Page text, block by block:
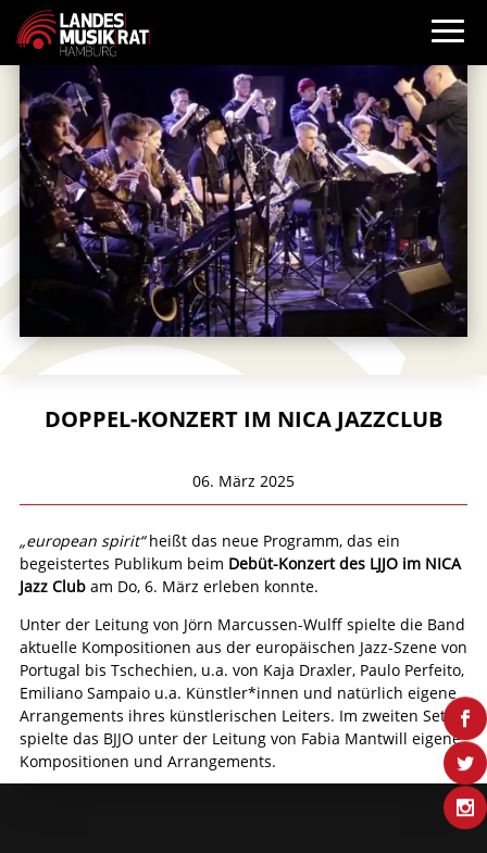
DOPPEL-KONZERT IM NICA JAZZCLUB
06. März 2025
„european spirit“heißt das neue Programm, das ein
begeistertes Publikum beim Debüt-Konzert des LJJO im NICA
Jazz Clubam Do, 6. März erleben konnte.
Unter der Leitung von Jörn Marcussen-Wulff spielte die Band
aktuelle Kompositionen aus der europäischen Jazz-Szene von
Portugal bis Tschechien, u.a. von Kaja Draxler, Paulo Perfeito,
Emiliano Sampaio u.a. Künstler*innen und natürlich eigene
Arrangements ihres künstlerischen Leiters. Im zweiten Set
spielte das BJJO unter der Leitung von Fabia Mantwill eigene
Kompositionen und Arrangements.